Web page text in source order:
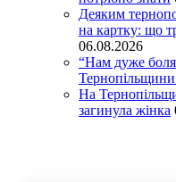
Деяким
на картку: що
06.08.2026
“Нам дуже
На
загинула жінка